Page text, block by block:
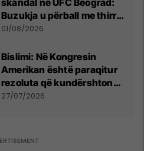
Buzukja u përball me thirrje
anti-shqiptare nga
01/08/2026
Bislimi: Në Kongresin
Amerikan është paraqitur
rezoluta që kundërshton
mbajtjen e Asamblesë
27/07/2026